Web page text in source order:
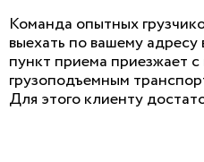
Команда опытных
выехать по вашему
пункт приема приезжает
грузоподъемным
Для этого клиенту